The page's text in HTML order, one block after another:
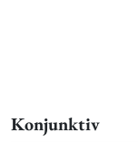
Konjunktiv